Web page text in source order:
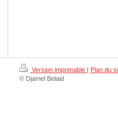
Version imprimable | Plan du
© Djamel Belaid